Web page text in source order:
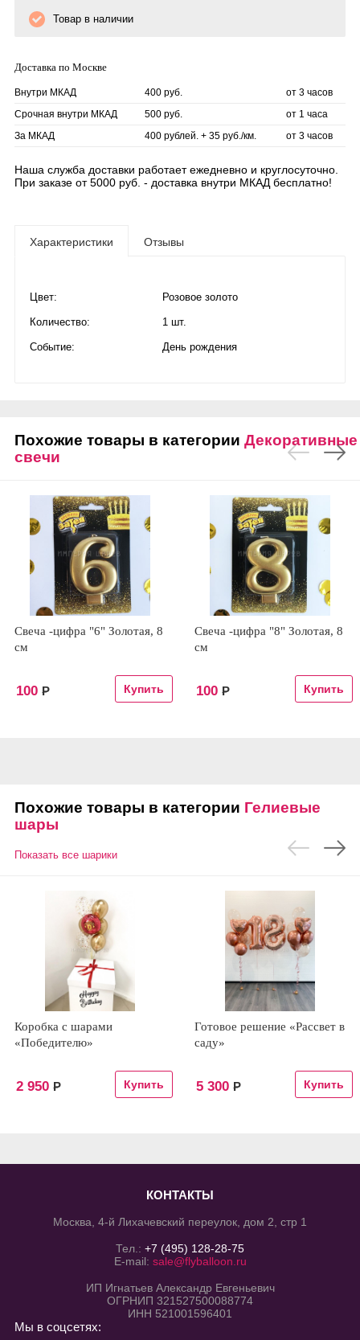
Товар в наличии
Доставка по Москве
Внутри МКАД 400 руб.
от 3 часов
Срочная внутри МКАД
500 руб.
от 1 часа
За МКАД
400 рублей. + 35 руб./км. от 3 часов
Наша служба доставки работает ежедневно и круглосуточно.
При заказе от 5000 руб. - доставка внутри МКАД бесплатно!
Характеристики Отзывы
Цвет: Розовое золото
Количество: 1 шт.
Событие: День рождения
Похожие товары в категории Декоративные
свечи
Свеча -цифра "6" Золотая, 8
см
100 Р
Свеча -цифра "8" Золотая, 8
см
100 Р
Похожие товары в категории Гелиевые
шары
Показать все шарики
Коробка с шарами
«Победителю»
2 950 Р
Готовое решение «Рассвет в
саду»
5 300 Р
КОНТАКТЫ
Москва, 4-й Лихачевский переулок, дом 2, стр 1
Тел.: +7 (495) 128-28-75
E-mail: sale@flyballoon.ru
ИП Игнатьев Александр Евгеньевич
ОГРНИП 321527500088774
ИНН 521001596401
Мы в соцсетях: